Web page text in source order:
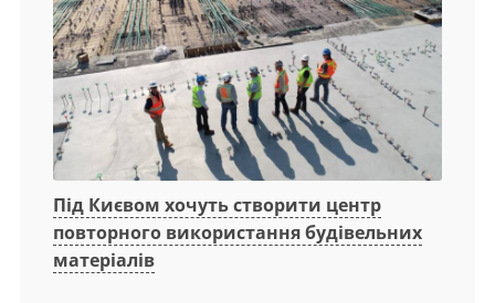
Під Києвом хочуть створити центр
повторного використання будівельних
матеріалів